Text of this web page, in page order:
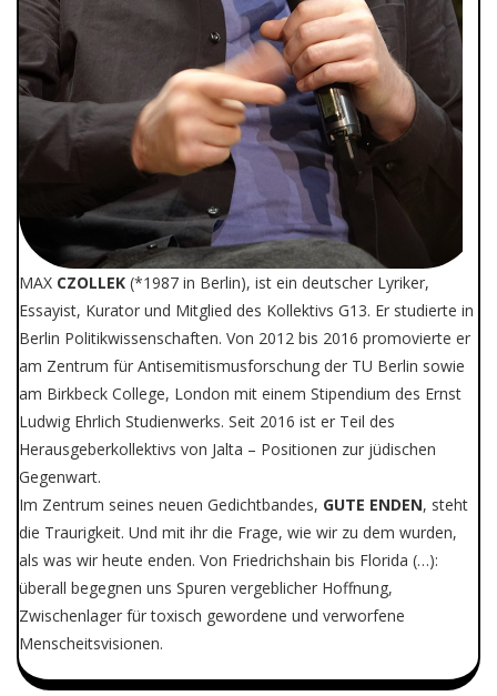
MAX CZOLLEK (*1987 in Berlin), ist ein deutscher Lyriker,
Essayist, Kurator und Mitglied des Kollektivs G13. Er studierte in
Berlin Politikwissenschaften. Von 2012 bis 2016 promovierte er
am Zentrum für Antisemitismusforschung der TU Berlin sowie
am Birkbeck College, London mit einem Stipendium des Ernst
Ludwig Ehrlich Studienwerks. Seit 2016 ist er Teil des
Herausgeberkollektivs von Jalta – Positionen zur jüdischen
Gegenwart.
Im Zentrum seines neuen Gedichtbandes, GUTE ENDEN, steht
die Traurigkeit. Und mit ihr die Frage, wie wir zu dem wurden,
als was wir heute enden. Von Friedrichshain bis Florida (…):
überall begegnen uns Spuren vergeblicher Hoffnung,
Zwischenlager für toxisch gewordene und verworfene
Menscheitsvisionen.